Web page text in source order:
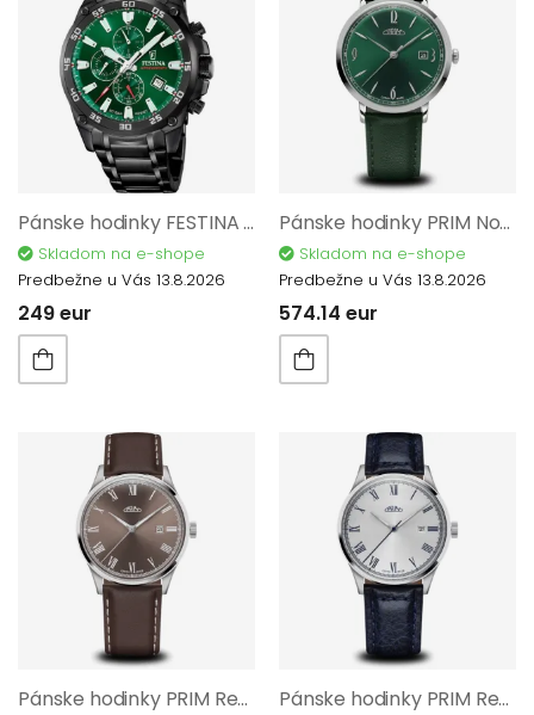
Pánske hodinky FESTINA Timeless Chronograph 20735/2
Skladom na e-shope
Predbežne u Vás 13.8.2026
249 eur
Pánske hodinky PRIM Noble – B W01P.13254.B
Skladom na e-shope
Predbežne u Vás 13.8.2026
574.14 eur
Pánske hodinky PRIM Regent - D W01P.13273.D Pánske hodinky PRIM Regent - A W01P.13273.A